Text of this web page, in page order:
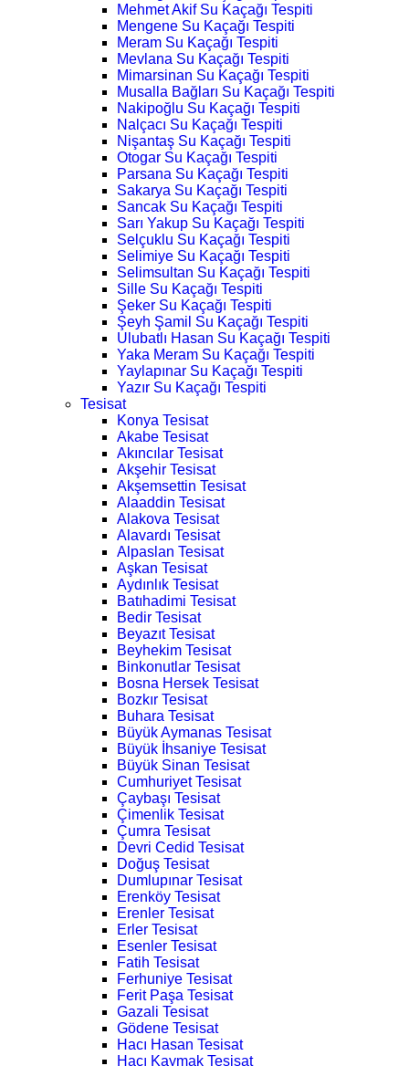
Mehmet Akif Su Kaçağı Tespiti
Mengene Su Kaçağı Tespiti
Meram Su Kaçağı Tespiti
Mevlana Su Kaçağı Tespiti
Mimarsinan Su Kaçağı Tespiti
Musalla Bağları Su Kaçağı Tespiti
Nakipoğlu Su Kaçağı Tespiti
Nalçacı Su Kaçağı Tespiti
Nişantaş Su Kaçağı Tespiti
Otogar Su Kaçağı Tespiti
Parsana Su Kaçağı Tespiti
Sakarya Su Kaçağı Tespiti
Sancak Su Kaçağı Tespiti
Sarı Yakup Su Kaçağı Tespiti
Selçuklu Su Kaçağı Tespiti
Selimiye Su Kaçağı Tespiti
Selimsultan Su Kaçağı Tespiti
Sille Su Kaçağı Tespiti
Şeker Su Kaçağı Tespiti
Şeyh Şamil Su Kaçağı Tespiti
Ulubatlı Hasan Su Kaçağı Tespiti
Yaka Meram Su Kaçağı Tespiti
Yaylapınar Su Kaçağı Tespiti
Yazır Su Kaçağı Tespiti
Tesisat
Konya Tesisat
Akabe Tesisat
Akıncılar Tesisat
Akşehir Tesisat
Akşemsettin Tesisat
Alaaddin Tesisat
Alakova Tesisat
Alavardı Tesisat
Alpaslan Tesisat
Aşkan Tesisat
Aydınlık Tesisat
Batıhadimi Tesisat
Bedir Tesisat
Beyazıt Tesisat
Beyhekim Tesisat
Binkonutlar Tesisat
Bosna Hersek Tesisat
Bozkır Tesisat
Buhara Tesisat
Büyük Aymanas Tesisat
Büyük İhsaniye Tesisat
Büyük Sinan Tesisat
Cumhuriyet Tesisat
Çaybaşı Tesisat
Çimenlik Tesisat
Çumra Tesisat
Devri Cedid Tesisat
Doğuş Tesisat
Dumlupınar Tesisat
Erenköy Tesisat
Erenler Tesisat
Erler Tesisat
Esenler Tesisat
Fatih Tesisat
Ferhuniye Tesisat
Ferit Paşa Tesisat
Gazali Tesisat
Gödene Tesisat
Hacı Hasan Tesisat
Hacı Kaymak Tesisat